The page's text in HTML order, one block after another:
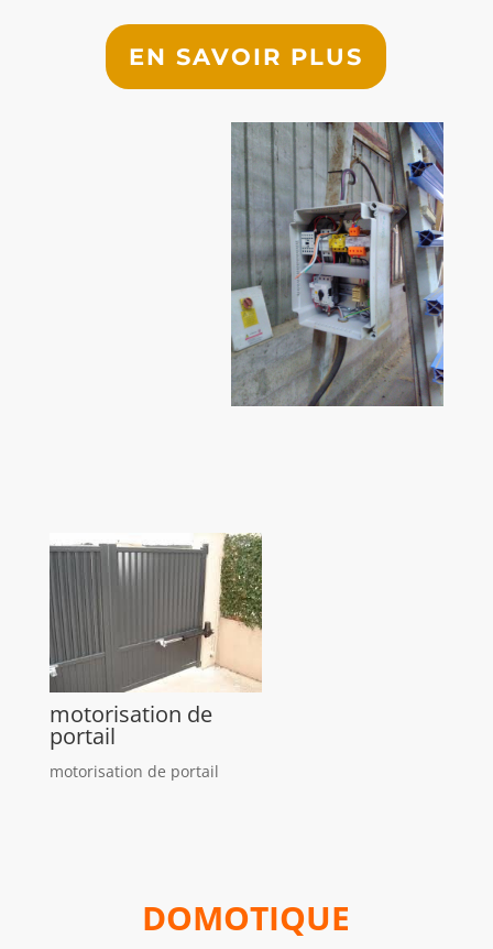
EN SAVOIR PLUS
motorisation de
portail
motorisation de portail
DOMOTIQUE